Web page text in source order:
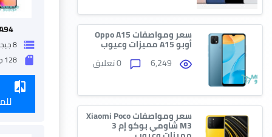
سعر ومواصفات Oppo A15
أوبو A15 مميزات وعيوب
سعر ومواصفات Xiaomi Poco
M3 شاومي بوكو إم 3
storage 8 جيجا رام
sd_storage 128 جيجا بايت
compare